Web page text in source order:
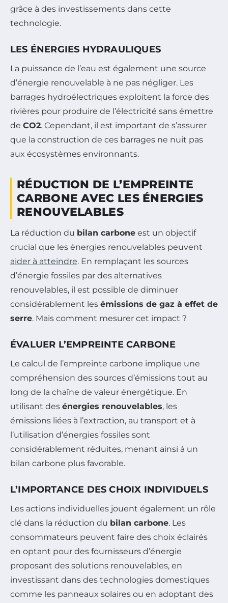
grâce à des investissements dans cette
technologie.
LES ÉNERGIES HYDRAULIQUES
La puissance de l’eau est également une source
d’énergie renouvelable à ne pas négliger. Les
barrages hydroélectriques exploitent la force des
rivières pour produire de l’électricité sans émettre
de CO2. Cependant, il est important de s’assurer
que la construction de ces barrages ne nuit pas
aux écosystèmes environnants.
RÉDUCTION DE L’EMPREINTE
CARBONE AVEC LES ÉNERGIES
RENOUVELABLES
La réduction du bilan carbone est un objectif
crucial que les énergies renouvelables peuvent
aider à atteindre. En remplaçant les sources
d’énergie fossiles par des alternatives
renouvelables, il est possible de diminuer
considérablement les émissions de gaz à effet de
serre. Mais comment mesurer cet impact ?
ÉVALUER L’EMPREINTE CARBONE
Le calcul de l’empreinte carbone implique une
compréhension des sources d’émissions tout au
long de la chaîne de valeur énergétique. En
utilisant des énergies renouvelables, les
émissions liées à l’extraction, au transport et à
l’utilisation d’énergies fossiles sont
considérablement réduites, menant ainsi à un
bilan carbone plus favorable.
L’IMPORTANCE DES CHOIX INDIVIDUELS
Les actions individuelles jouent également un rôle
clé dans la réduction du bilan carbone. Les
consommateurs peuvent faire des choix éclairés
en optant pour des fournisseurs d’énergie
proposant des solutions renouvelables, en
investissant dans des technologies domestiques
comme les panneaux solaires ou en adoptant des